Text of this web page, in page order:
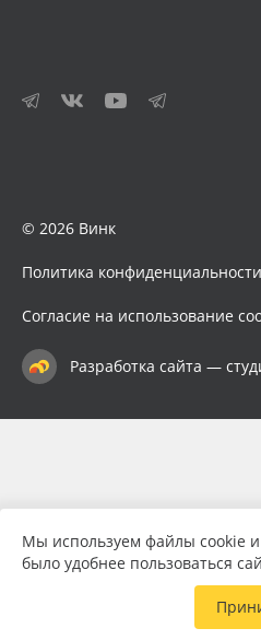
© 2026 Винк
Политика конфиденциальности
Согласие на использование
Разработка сайта —
Мы используем файлы cookie
было удобнее пользоваться